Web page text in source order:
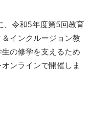
、令和5年度第5回教育
インクルージョン教
の修学を支えるため
ンラインで開催しま